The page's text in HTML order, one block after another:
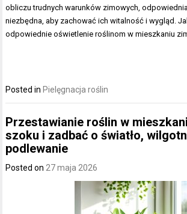
obliczu trudnych warunków zimowych,
niezbędna, aby zachować ich witalność i wygląd.
odpowiednie oświetlenie roślinom w mieszkaniu
Posted in Pielęgnacja roślin
Przestawianie roślin w
szoku i zadbać o światło,
podlewanie
Posted on 27 maja 2026